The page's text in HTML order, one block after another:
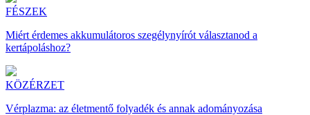
FÉSZEK
Miért érdemes akkumulátoros szegélynyírót választanod a
kertápoláshoz?
KÖZÉRZET
Vérplazma: az életmentő folyadék és annak adományozása